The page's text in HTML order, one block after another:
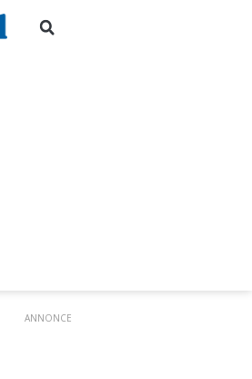
ANNONCE